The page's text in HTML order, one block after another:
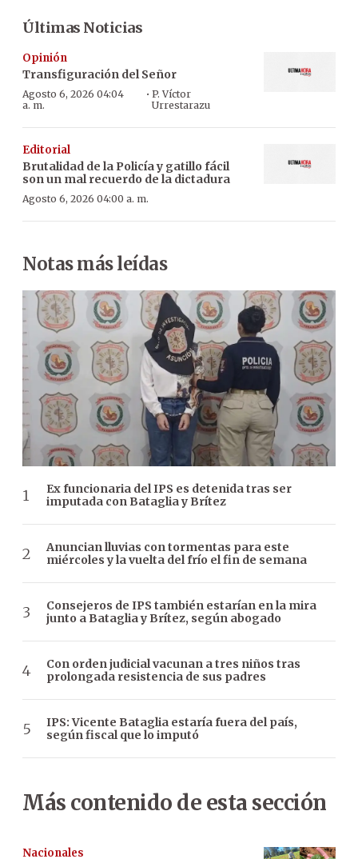
Últimas Noticias
Opinión
Transfiguración del Señor
Agosto 6, 2026 04:04
a. m.
· P. Víctor
Urrestarazu
Editorial
Brutalidad de la Policía y gatillo fácil
son un mal recuerdo de la dictadura
Agosto 6, 2026 04:00 a. m.
Notas más leídas
Ex funcionaria del IPS es detenida tras ser
imputada con Bataglia y Brítez
Anuncian lluvias con tormentas para este
miércoles y la vuelta del frío el fin de semana
Consejeros de IPS también estarían en la mira
junto a Bataglia y Brítez, según abogado
Con orden judicial vacunan a tres niños tras
prolongada resistencia de sus padres
IPS: Vicente Bataglia estaría fuera del país,
según fiscal que lo imputó
Más contenido de esta sección
Nacionales